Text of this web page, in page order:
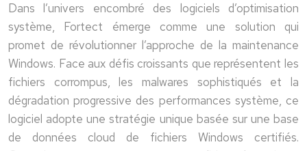
Dans l’univers encombré des logiciels d’optimisation
système, Fortect émerge comme une solution qui
promet de révolutionner l’approche de la maintenance
Windows. Face aux défis croissants que représentent les
fichiers corrompus, les malwares sophistiqués et la
dégradation progressive des performances système, ce
logiciel adopte une stratégie unique basée sur une base
de données cloud de fichiers Windows certifiés.